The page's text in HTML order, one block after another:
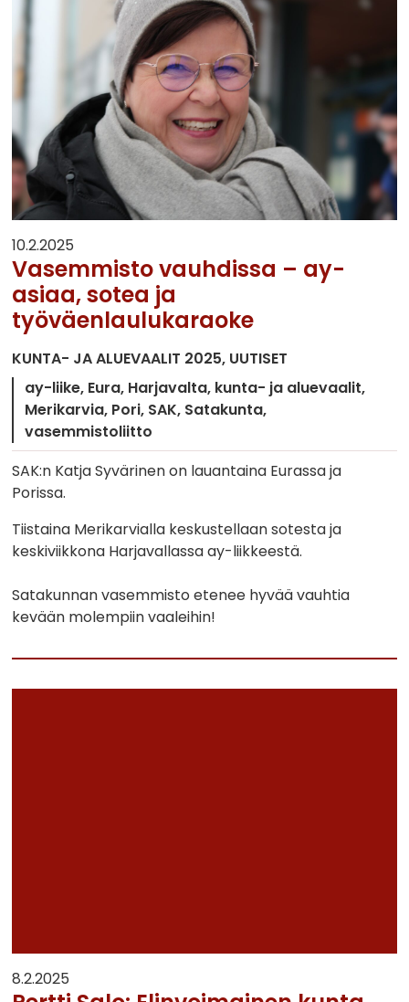
10.2.2025
Vasemmisto vauhdissa – ay-
asiaa, sotea ja
työväenlaulukaraoke
KUNTA- JA ALUEVAALIT 2025 UUTISET
ay-liike Eura Harjavalta kunta- ja aluevaalit
Merikarvia Pori SAK Satakunta
vasemmistoliitto
SAK:n Katja Syvärinen on lauantaina Eurassa ja
Porissa.
Tiistaina Merikarvialla keskustellaan sotesta ja
keskiviikkona Harjavallassa ay-liikkeestä.
Satakunnan vasemmisto etenee hyvää vauhtia
kevään molempiin vaaleihin!
8.2.2025